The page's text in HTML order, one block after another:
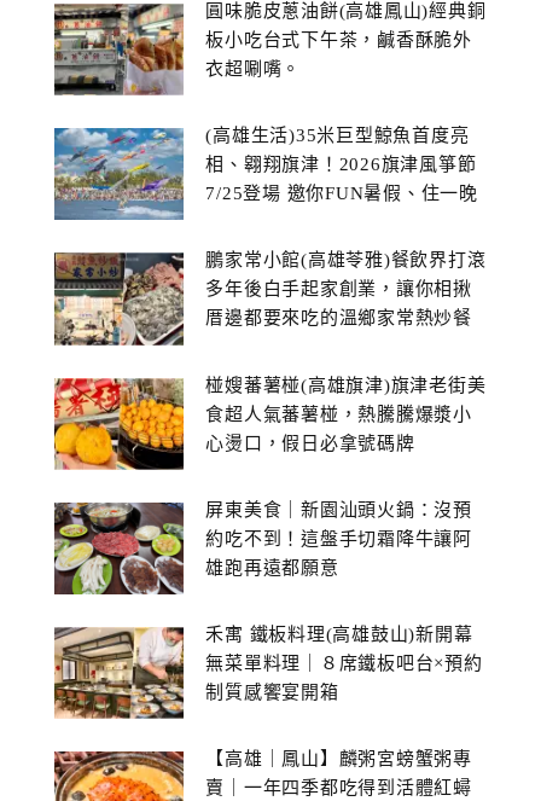
圓味脆皮蔥油餅(高雄鳳山)經典銅
板小吃台式下午茶，鹹香酥脆外
衣超唰嘴。
(高雄生活)35米巨型鯨魚首度亮
相、翱翔旗津！2026旗津風箏節
7/25登場 邀你FUN暑假、住一晚
鵬家常小館(高雄苓雅)餐飲界打滾
多年後白手起家創業，讓你相揪
厝邊都要來吃的溫鄉家常熱炒餐
椪嫂蕃薯椪(高雄旗津)旗津老街美
食超人氣蕃薯椪，熱騰騰爆漿小
心燙口，假日必拿號碼牌
屏東美食｜新園汕頭火鍋：沒預
約吃不到！這盤手切霜降牛讓阿
雄跑再遠都願意
禾寓 鐵板料理(高雄鼓山)新開幕
無菜單料理｜８席鐵板吧台×預約
制質感饗宴開箱
【高雄｜鳳山】麟粥宮螃蟹粥專
賣｜一年四季都吃得到活體紅蟳